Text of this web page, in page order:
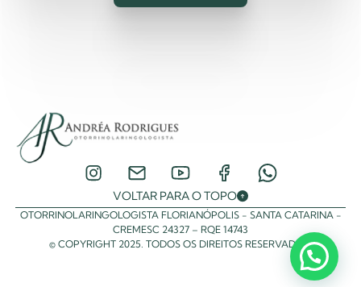
VOLTAR PARA O TOPO
OTORRINOLARINGOLOGISTA FLORIANÓPOLIS - SANTA CATARINA -
CREMESC 24327 – RQE 14743
© COPYRIGHT 2025. TODOS OS DIREITOS RESERVADOS.